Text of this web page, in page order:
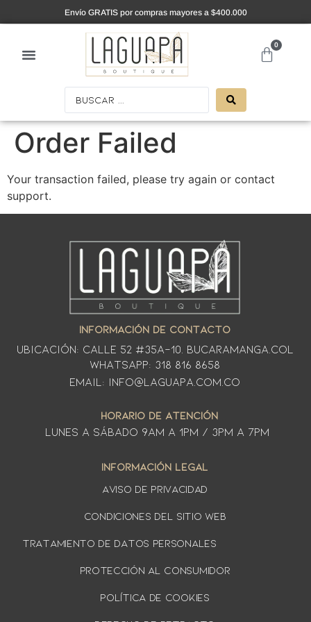
Envío GRATIS por compras mayores a $400.000
0
Order Failed
Your transaction failed, please try again or contact
support.
INFORMACIÓN DE CONTACTO
Ubicación: CALLE 52 #35A-10. Bucaramanga.Col
WhatsApp: 318 816 8658
Email: info@laguapa.com.co
HORARIO DE ATENCIÓN
LUNES A SÁbado 9am a 1pm / 3pm a 7pm
INFORMACIÓN LEGAL
AVISO DE PRIVACIDAD
Condiciones del sitio web
TRATAMIENTO DE DATOS PERSONALES
PROTECCIÓN AL CONSUMIDOR
Política de cookies